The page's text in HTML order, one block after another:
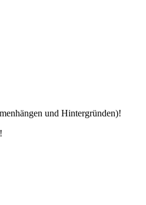
und Hintergründen)!